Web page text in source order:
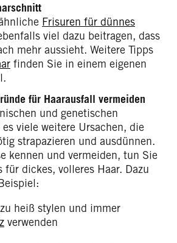
Frisuren für dünnes
viel dazu beitragen, dass
mehr aussieht. Weitere Tipps
finden Sie in einem eigenen
für Haarausfall vermeiden
und genetischen
viele weitere Ursachen, die
strapazieren und ausdünnen.
kennen und vermeiden, tun Sie
für dickes, volleres Haar. Dazu
heiß stylen und immer
verwenden